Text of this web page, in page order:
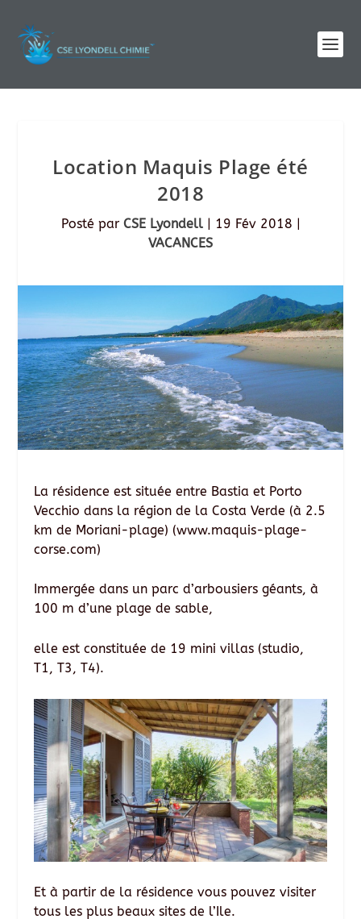
Location Maquis Plage été
2018
Posté par CSE Lyondell| 19 Fév 2018 |
VACANCES
La résidence est située entre Bastia et Porto
Vecchio dans la région de la Costa Verde (à 2.5
km de Moriani-plage) (www.maquis-plage-
corse.com)
Immergée dans un parc d’arbousiers géants, à
100 m d’une plage de sable,
elle est constituée de 19 mini villas (studio,
T1, T3, T4).
Et à partir de la résidence vous pouvez visiter
tous les plus beaux sites de l’Ile.